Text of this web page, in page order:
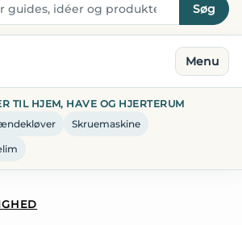
Søg
Menu
TIL HJEM, HAVE OG HJERTERUM
Skruemaskine